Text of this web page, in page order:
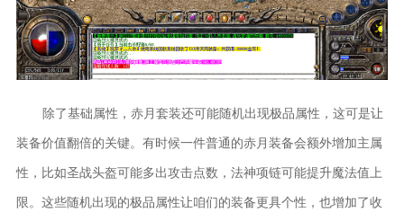
除了基础属性，赤月套装还可能随机出现极品属性，这可是让
装备价值翻倍的关键。有时候一件普通的赤月装备会额外增加主属
性，比如圣战头盔可能多出攻击点数，法神项链可能提升魔法值上
限。这些随机出现的极品属性让咱们的装备更具个性，也增加了收